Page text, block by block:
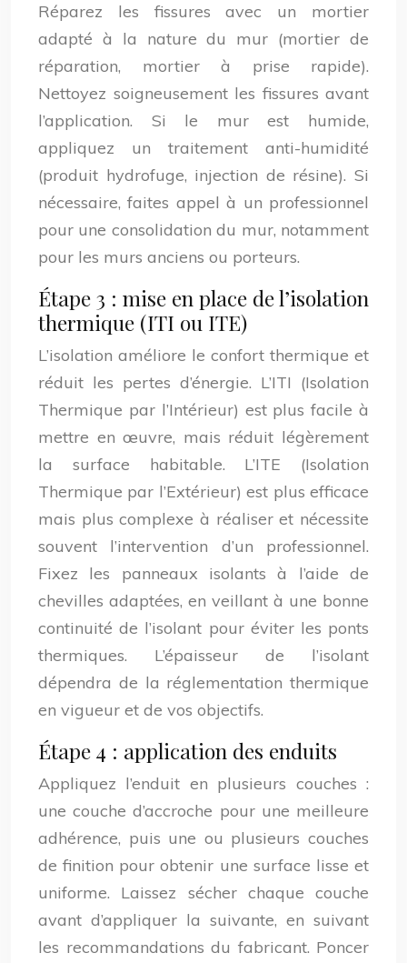
Réparez les fissures avec un mortier
adapté à la nature du mur (mortier de
réparation, mortier à prise rapide).
Nettoyez soigneusement les fissures avant
l’application. Si le mur est humide,
appliquez un traitement anti-humidité
(produit hydrofuge, injection de résine). Si
nécessaire, faites appel à un professionnel
pour une consolidation du mur, notamment
pour les murs anciens ou porteurs.
Étape 3 : mise en place de l’isolation
thermique (ITI ou ITE)
L’isolation améliore le confort thermique et
réduit les pertes d’énergie. L’ITI (Isolation
Thermique par l’Intérieur) est plus facile à
mettre en œuvre, mais réduit légèrement
la surface habitable. L’ITE (Isolation
Thermique par l’Extérieur) est plus efficace
mais plus complexe à réaliser et nécessite
souvent l’intervention d’un professionnel.
Fixez les panneaux isolants à l’aide de
chevilles adaptées, en veillant à une bonne
continuité de l’isolant pour éviter les ponts
thermiques. L’épaisseur de l’isolant
dépendra de la réglementation thermique
en vigueur et de vos objectifs.
Étape 4 : application des enduits
Appliquez l’enduit en plusieurs couches :
une couche d’accroche pour une meilleure
adhérence, puis une ou plusieurs couches
de finition pour obtenir une surface lisse et
uniforme. Laissez sécher chaque couche
avant d’appliquer la suivante, en suivant
les recommandations du fabricant. Poncer